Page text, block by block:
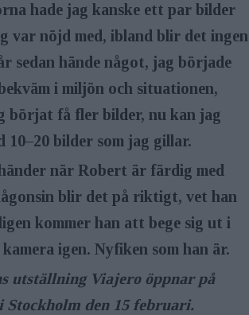
hade jag kanske ett par bilder
var nöjd med, ibland blir det ingen
sedan hände något, jag började
i miljön och situationen,
börjat få fler bilder, nu kan jag
10–20 bilder som jag gillar.
när Robert är färdig med
blir det på riktigt, vet han
kommer han att bege sig ut i
igen. Nyfiken som han är.
utställning Viajero öppnar på
den 15 februari.